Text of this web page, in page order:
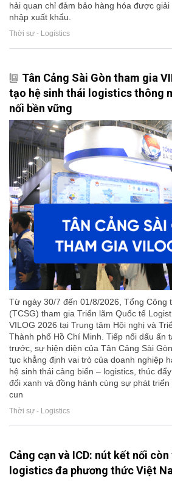
hải quan chỉ đảm bảo hàng hóa được
nhập xuất khẩu.
Thời sự - Logistics
Tân Cảng Sài Gòn tham gia
tạo hệ sinh thái logistics thông
nối bền vững
Từ ngày 30/7 đến 01/8/2026, Tổng Công
(TCSG) tham gia Triển lãm Quốc tế
VILOG 2026 tại Trung tâm Hội nghị và
Thành phố Hồ Chí Minh. Tiếp nối dấu ấn
trước, sự hiện diện của Tân Cảng Sài
tục khẳng định vai trò của doanh nghiệp
hệ sinh thái cảng biển – logistics, thúc
đổi xanh và đồng hành cùng sự phát
cun
Thời sự - Logistics
Cảng cạn và ICD: nút kết nối
logistics đa phương thức Việt